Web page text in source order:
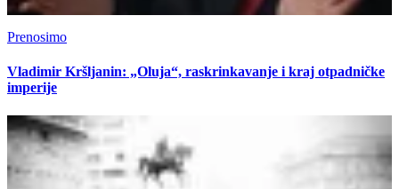
Prenosimo
Vladimir Kršljanin: „Oluja“, raskrinkavanje i kraj otpadničke
imperije